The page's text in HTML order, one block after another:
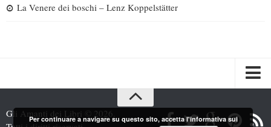
La Venere dei boschi – Lenz Koppelstätter
Recensioni
Gli Amanti dei Libri © 2026.
Per continuare a navigare su questo sito, accetta l'informativa sui